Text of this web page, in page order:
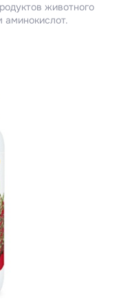
животного
аминокислот.